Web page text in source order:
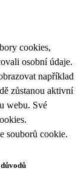
cookies,
osobní údaje.
například
zůstanou aktivní
webu. Své
.
souborů cookie.